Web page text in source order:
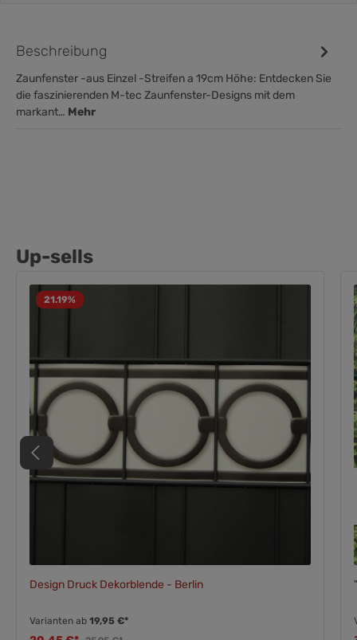
Beschreibung
Zaunfenster -aus Einzel -Streifen a 19cm Höhe: Entdecken Sie
die faszinierenden M-tec Zaunfenster-Designs mit dem
markant… Mehr
Up-sells
21.19%
Design Druck Dekorblende - Berlin
Varianten ab19,95 €*